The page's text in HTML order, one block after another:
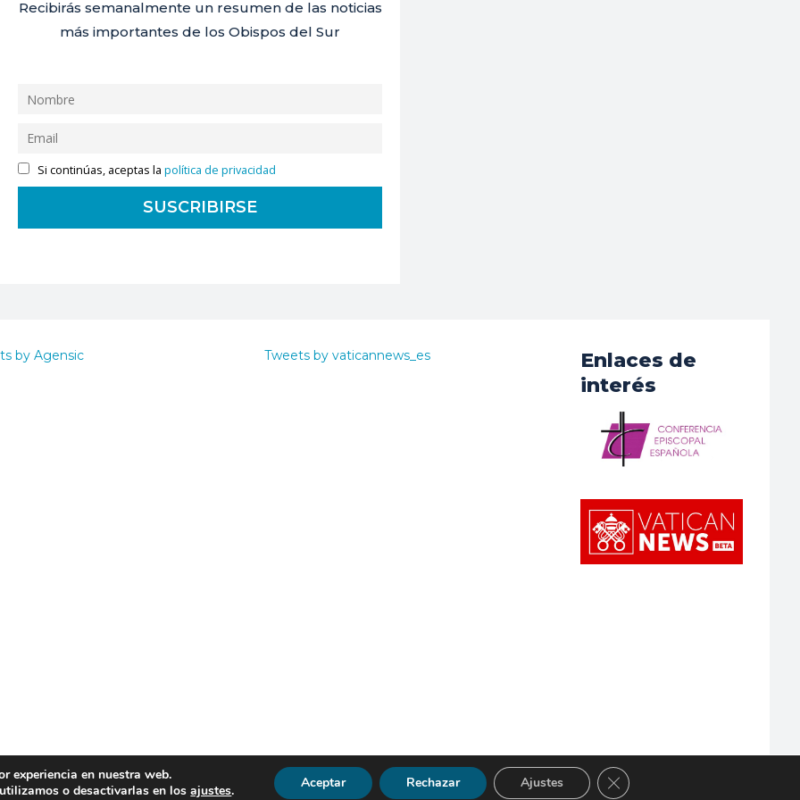
Recibirás semanalmente un resumen de las noticias
más importantes de los Obispos del Sur
Si continúas, aceptas lapolítica de privacidad
by Agensic Tweets by vaticannews_es
Enlaces de
interés
| Todos los derechos reservados | Política de Privacidad | Aviso Legal
experiencia en nuestra web.
o desactivarlas en losajustes. Aceptar Rechazar Ajustes Cerrar el banner de cookies